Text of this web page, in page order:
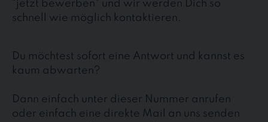
"jetzt bewerben" und wir werden Dich so
schnell wie möglich kontaktieren.
Du möchtest sofort eine Antwort und kannst es
kaum abwarten?
Dann einfach unter dieser Nummer anrufen
oder einfach eine direkte Mail an uns senden